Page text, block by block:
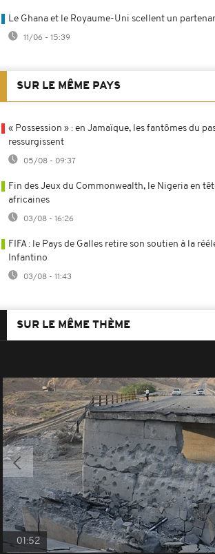
Le Ghana et le Royaume-Uni scellent un
11/06 - 15:39
SUR LE MÊME PAYS
« Possession » : en Jamaïque, les fantômes du
ressurgissent
05/08 - 09:37
Fin des Jeux du Commonwealth, le Nigeria en
africaines
03/08 - 16:26
FIFA : le Pays de Galles retire son soutien à la
Infantino
03/08 - 11:43
SUR LE MÊME THÈME
01:52